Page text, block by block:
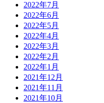
2022年7月
2022年6月
2022年5月
2022年4月
2022年3月
2022年2月
2022年1月
2021年12月
2021年11月
2021年10月